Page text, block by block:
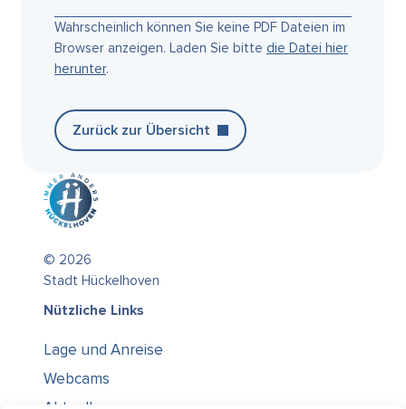
Wahrscheinlich können Sie keine PDF Dateien im
Browser anzeigen. Laden Sie bitte die Datei hier
herunter.
Zurück zur Übersicht
© 2026
Stadt Hückelhoven
Nützliche Links
Lage und Anreise
Webcams